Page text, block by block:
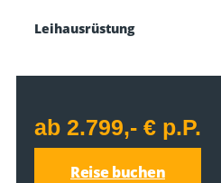
Leihausrüstung
ab 2.799,- € p.P.
Reise buchen